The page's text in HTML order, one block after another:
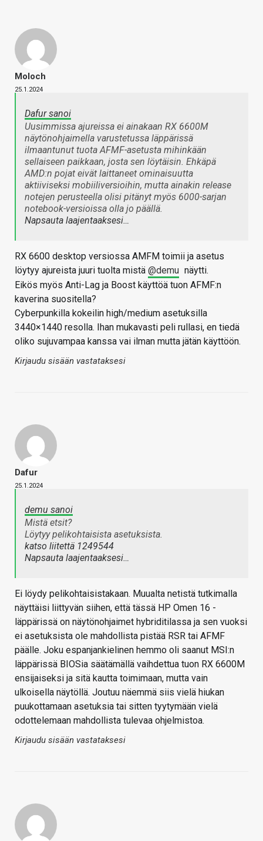
Moloch
25.1.2024
Dafur sanoi
Uusimmissa ajureissa ei ainakaan RX 6600M
näytönohjaimella varustetussa läppärissä
ilmaantunut tuota AFMF-asetusta mihinkään
sellaiseen paikkaan, josta sen löytäisin. Ehkäpä
AMD:n pojat eivät laittaneet ominaisuutta
aktiiviseksi mobiiliversioihin, mutta ainakin release
notejen perusteella olisi pitänyt myös 6000-sarjan
notebook-versioissa olla jo päällä.
Napsauta laajentaaksesi…
RX 6600 desktop versiossa AMFM toimii ja asetus
löytyy ajureista juuri tuolta mistä @demu näytti.
Eikös myös Anti-Lag ja Boost käyttöä tuon AFMF:n
kaverina suositella?
Cyberpunkilla kokeilin high/medium asetuksilla
3440×1440 resolla. Ihan mukavasti peli rullasi, en tiedä
oliko sujuvampaa kanssa vai ilman mutta jätän käyttöön.
Kirjaudu sisään vastataksesi
Dafur
25.1.2024
demu sanoi
Mistä etsit?
Löytyy pelikohtaisista asetuksista.
katso liitettä 1249544
Napsauta laajentaaksesi…
Ei löydy pelikohtaisistakaan. Muualta netistä tutkimalla
näyttäisi liittyvän siihen, että tässä HP Omen 16 -
läppärissä on näytönohjaimet hybriditilassa ja sen vuoksi
ei asetuksista ole mahdollista pistää RSR tai AFMF
päälle. Joku espanjankielinen hemmo oli saanut MSI:n
läppärissä BIOSia säätämällä vaihdettua tuon RX 6600M
ensijaiseksi ja sitä kautta toimimaan, mutta vain
ulkoisella näytöllä. Joutuu näemmä siis vielä hiukan
puukottamaan asetuksia tai sitten tyytymään vielä
odottelemaan mahdollista tulevaa ohjelmistoa.
Kirjaudu sisään vastataksesi